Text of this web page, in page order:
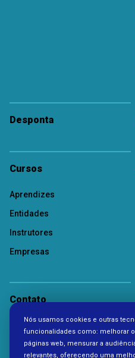
Desponta
Cursos
Aprendizes
Entidades
Instrutores
Empresas
Contato
Nós usamos cookies e outras
funcionalidades como: melhorar
páginas web, mensurar a
relevantes, oferecendo uma